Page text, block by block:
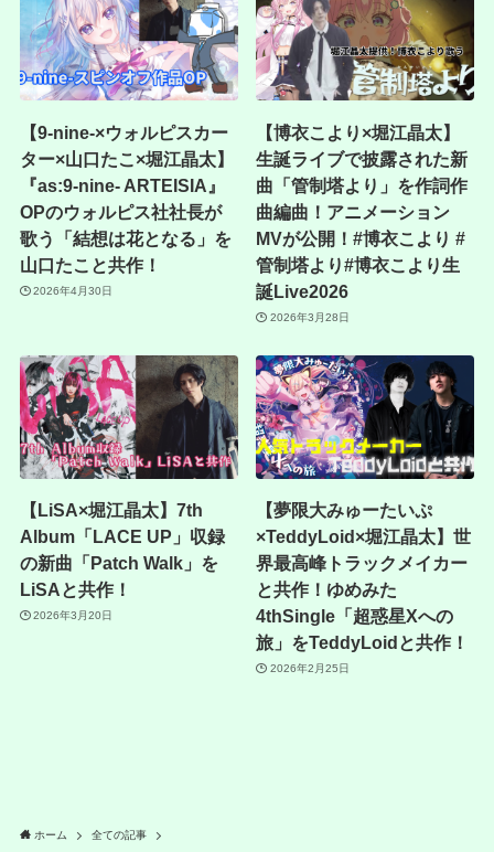
【9-nine-×ウォルピスカー
ター×山口たこ×堀江晶太】
『as:9-nine- ARTEISIA』
OPのウォルピス社社長が
歌う「結想は花となる」を
山口たこと共作！
2026年4月30日
【博衣こより×堀江晶太】
生誕ライブで披露された新
曲「管制塔より」を作詞作
曲編曲！アニメーション
MVが公開！#博衣こより #
管制塔より#博衣こより生
誕Live2026
2026年3月28日
【LiSA×堀江晶太】7th
Album「LACE UP」収録
の新曲「Patch Walk」を
LiSAと共作！
2026年3月20日
【夢限大みゅーたいぷ
×TeddyLoid×堀江晶太】世
界最高峰トラックメイカー
と共作！ゆめみた
4thSingle「超惑星Xへの
旅」をTeddyLoidと共作！
2026年2月25日
ホーム 全ての記事